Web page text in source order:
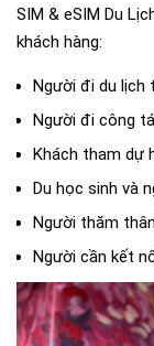
SIM & eSIM Du
khách hàng:
Người đi du lịch
Người đi công
Khách tham dự
Du học sinh và
Người thăm
Người cần kết